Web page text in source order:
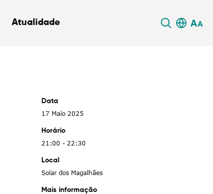
Atualidade
Data
17 Maio 2025
Horário
21:00 - 22:30
Local
Solar dos Magalhães
Mais informação